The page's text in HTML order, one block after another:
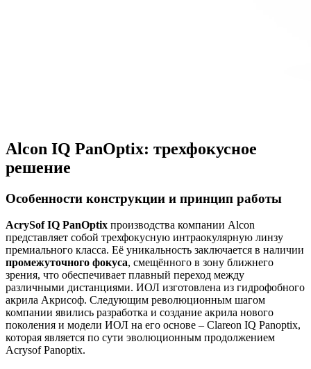
Alcon IQ PanOptix: трехфокусное
решение
Особенности конструкции и принцип работы
AcrySof IQ PanOptix производства компании Alcon
представляет собой трехфокусную интраокулярную линзу
премиального класса. Её уникальность заключается в наличии
промежуточного фокуса, смещённого в зону ближнего
зрения, что обеспечивает плавный переход между
различными дистанциями. ИОЛ изготовлена из гидрофобного
акрила Акрисоф. Следующим революционным шагом
компании явились разработка и создание акрила нового
поколения и модели ИОЛ на его основе – Clareon IQ Panoptix,
которая является по сути эволюционным продолжением
Acrysof Panoptix.